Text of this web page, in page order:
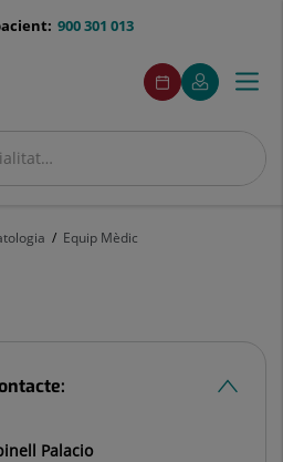
900 301 013
menuAcceso
Demaneu
cita
Aquest
enllaç
s'obrirà
una
El
meu
Aquest
enllaç
s'obrirà
una
finestra
Menú
Equip Mèdic
Palacio